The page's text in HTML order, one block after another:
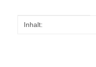
Produkteigenschaft
Wert
Inhalt: